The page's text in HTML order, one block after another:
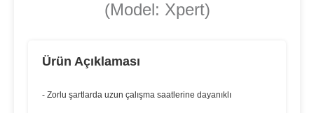
(Model: Xpert)
Ürün Açıklaması
- Zorlu şartlarda uzun çalışma saatlerine dayanıklı